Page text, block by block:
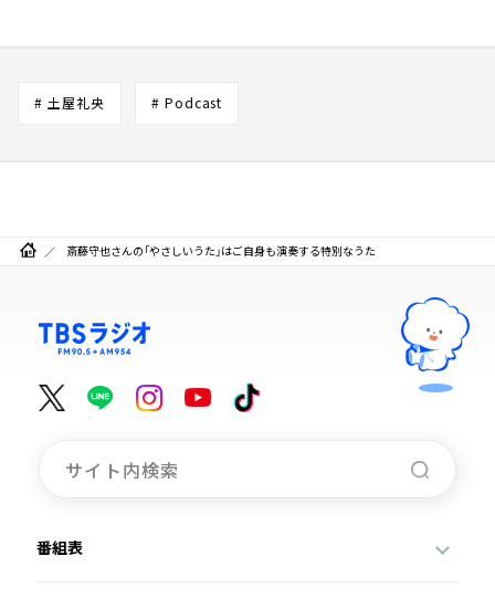
# 土屋礼央 # Podcast
斎藤守也さんの「やさしいうた」はご自身も演奏する特別なうた
番組表